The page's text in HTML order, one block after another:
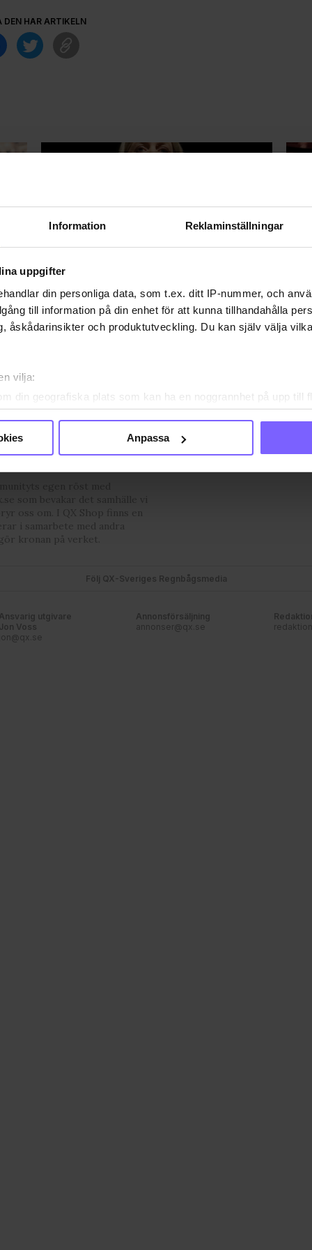
Information Reklaminställningar
uppgifter
din personliga data, som t.ex. ditt IP-nummer, och
till information på din enhet för att kunna tillhandahålla
åskådarinsikter och produktutveckling. Du kan själv välja
vilja:
din geografiska plats som kan ha en noggrannhet på upp till
att aktivt skanna den för specifika kännetecken
uppgifter behandlas och ställ in dina preferenser i
vår trafik. Vi vidarebefordrar även sådana identifierare och
och analysföretag som vi samarbetar med. Dessa kan i
har tillhandahållit eller som de har samlat in när du har använt
Anpassa
DEN HÄR ARTIKELN
Magdalena Andersson på QX
opinion: "Jag ger aldrig makten
till ett hbtqi-fientligt parti"
VANLIGA FRÅGOR OCH SVAR TIDNINGSARKIV HÄR
egen röst med
som bevakar det samhälle vi
oss om. I QX Shop finns en
i samarbete med andra
kronan på verket.
Följ QX-Sveriges Regnbågsmedia
Ansvarig utgivare
Jon Voss
jon@qx.se
Annonsförsäljning
annonser@qx.se